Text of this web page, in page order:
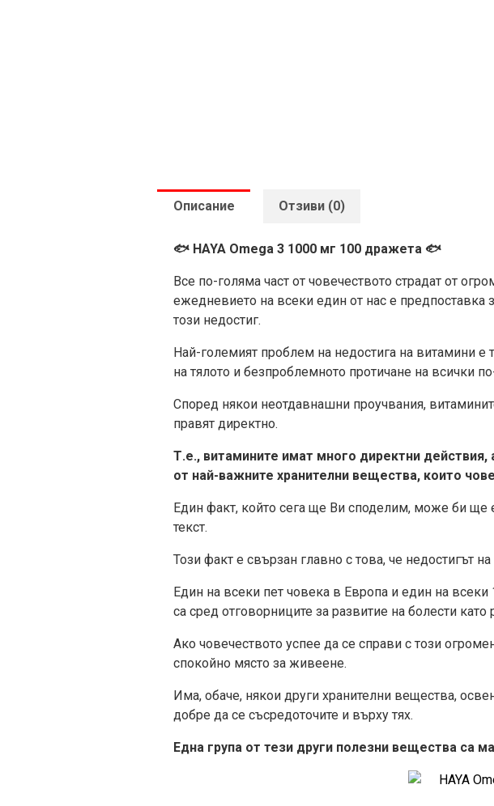
Описание Отзиви (0)
🐟 HAYA Omega 3 1000 мг 100 дражета 🐟
Все по-голяма част от човечеството страдат от
ежедневието на всеки един от нас е предпоставка
този недостиг.
Най-големият проблем на недостига на витамини е
на тялото и безпроблемното протичане на всички
Според някои неотдавнашни проучвания,
правят директно.
Т.е., витамините имат много директни
от най-важните хранителни вещества, които
Един факт, който сега ще Ви споделим, може би ще
текст.
Този факт е свързан главно с това, че недостигът
Един на всеки пет човека в Европа и един на
са сред отговорниците за развитие на болести
Ако човечеството успее да се справи с този
спокойно място за живеене.
Има, обаче, някои други хранителни вещества,
добре да се съсредоточите и върху тях.
Една група от тези други полезни вещества са